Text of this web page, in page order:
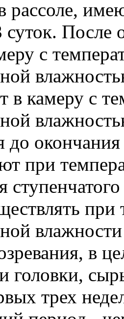
рассоле,
суток.
с
в камеру с
до
при
при
в
головки,
трех